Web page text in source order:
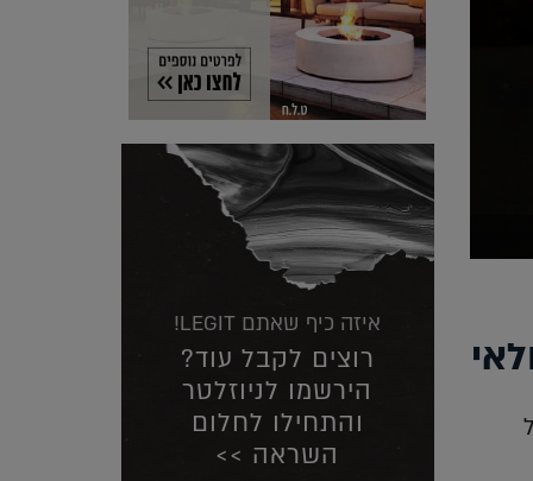
איזה כיף שאתם LEGIT!
רוצים לקבל עוד?
הירשמו לניוזלטר
והתחילו לחלום
השראה >>